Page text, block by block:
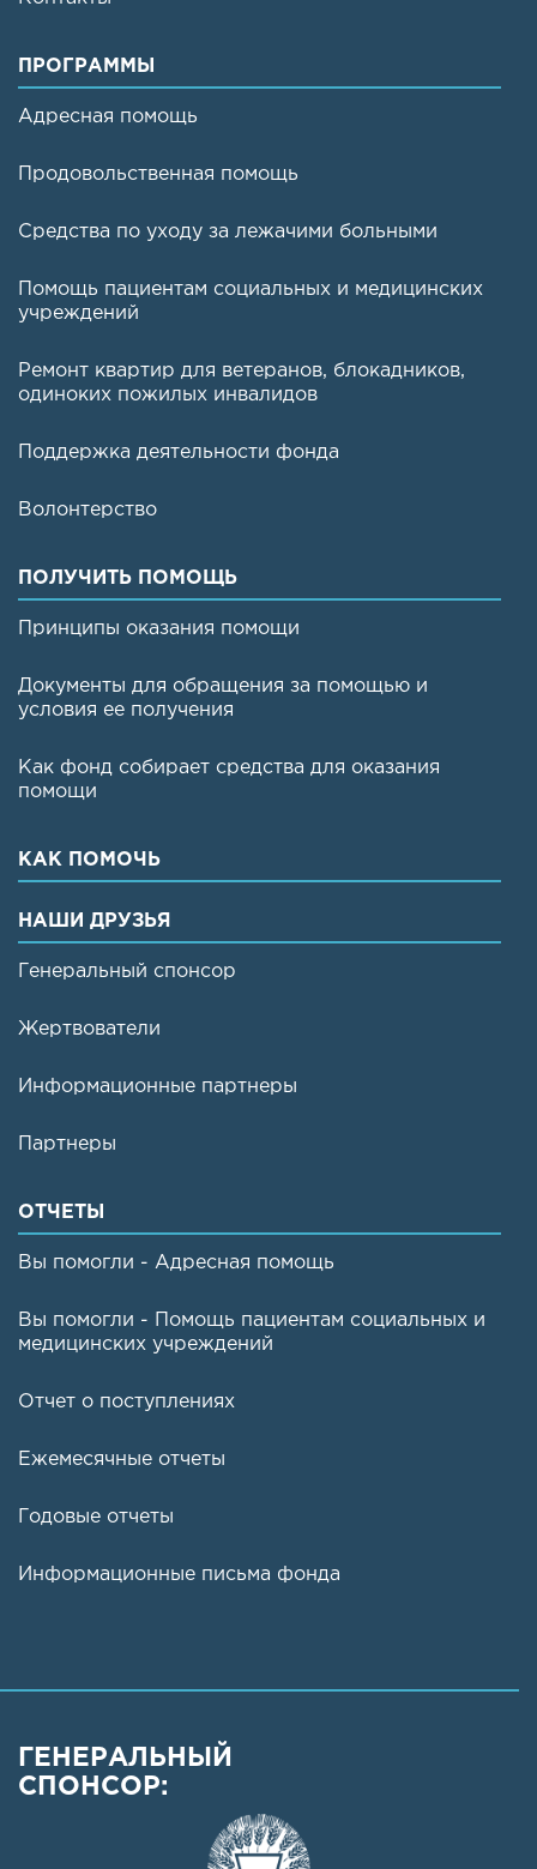
ПРОГРАММЫ
Адресная помощь
Продовольственная помощь
Средства по уходу за лежачими больными
Помощь пациентам социальных и медицинских
учреждений
Ремонт квартир для ветеранов, блокадников,
одиноких пожилых инвалидов
Поддержка деятельности фонда
Волонтерство
ПОЛУЧИТЬ ПОМОЩЬ
Принципы оказания помощи
Документы для обращения за помощью и
условия ее получения
Как фонд собирает средства для оказания
помощи
КАК ПОМОЧЬ
НАШИ ДРУЗЬЯ
Генеральный спонсор
Жертвователи
Информационные партнеры
Партнеры
ОТЧЕТЫ
Вы помогли - Адресная помощь
Вы помогли - Помощь пациентам социальных и
медицинских учреждений
Отчет о поступлениях
Ежемесячные отчеты
Годовые отчеты
Информационные письма фонда
ГЕНЕРАЛЬНЫЙ
СПОНСОР: